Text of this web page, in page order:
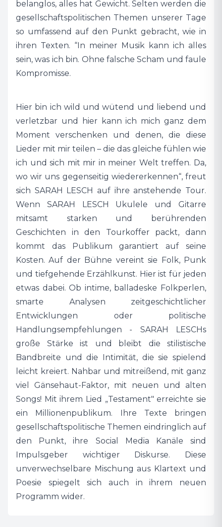
Entwicklungen oder politische
Handlungsempfehlungen - SARAH LESCHs
große Stärke ist und bleibt die stilistische
Bandbreite und die Intimität, die sie spielend
leicht kreiert. Nahbar und mitreißend, mit ganz
Mit ihrem Lied „Testament" erreichte sie ein
Millionenpublikum. Ihre Texte bringen
gesellschaftspolitische Themen eindringlich auf
den Punkt, ihre Social Media Kanäle sind
Impulsgeber wichtiger Diskurse. Diese
unverwechselbare Mischung aus Klartext und
Poesie spiegelt sich auch in ihrem neuen
Programm wider.
belanglos, alles hat Gewicht. Selten werden die
gesellschaftspolitischen Themen unserer Tage
so umfassend auf den Punkt gebracht, wie in
ihren Texten. “In meiner Musik kann ich alles
sein, was ich bin. Ohne falsche Scham und faule
Kompromisse.
Hier bin ich wild und wütend und liebend und
verletzbar und hier kann ich mich ganz dem
Moment verschenken und denen, die diese
Lieder mit mir teilen – die das gleiche fühlen wie
ich und sich mit mir in meiner Welt treffen. Da,
wo wir uns gegenseitig wiedererkennen“, freut
sich SARAH LESCH auf ihre anstehende Tour.
Wenn SARAH LESCH Ukulele und Gitarre
mitsamt starken und berührenden
Geschichten in den Tourkoffer packt, dann
kommt das Publikum garantiert auf seine
Kosten. Auf der Bühne vereint sie Folk, Punk
und tiefgehende Erzählkunst. Hier ist für jeden
etwas dabei. Ob intime, balladeske Folkperlen,
smarte Analysen zeitgeschichtlicher
Entwicklungen oder politische
Handlungsempfehlungen - SARAH LESCHs
große Stärke ist und bleibt die stilistische
Bandbreite und die Intimität, die sie spielend
leicht kreiert. Nahbar und mitreißend, mit ganz
viel Gänsehaut-Faktor, mit neuen und alten
Songs! Mit ihrem Lied „Testament" erreichte sie
ein Millionenpublikum. Ihre Texte bringen
gesellschaftspolitische Themen eindringlich auf
den Punkt, ihre Social Media Kanäle sind
Impulsgeber wichtiger Diskurse. Diese
unverwechselbare Mischung aus Klartext und
Poesie spiegelt sich auch in ihrem neuen
Programm wider.